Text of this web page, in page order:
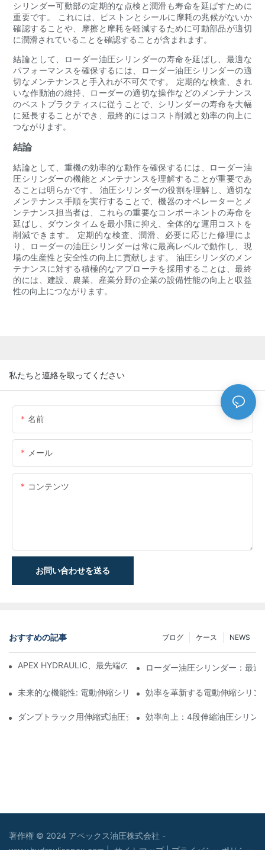
シリンダー可動部の定期的な点検と潤滑も寿命を延ばすために
重要です。 これには、ピストンとシールに摩耗の兆候がないか
確認することや、摩擦と摩耗を軽減するために可動部品が適切
に潤滑されていることを確認することが含まれます。
結論として、ローダー油圧シリンダーの寿命を延ばし、最適な
パフォーマンスを確保するには、ローダー油圧シリンダーの適
切なメンテナンスと手入れが不可欠です。 定期的な検査、きれ
いな作動油の維持、ローダーの適切な操作などのメンテナンス
のベストプラクティスに従うことで、シリンダーの寿命を大幅
に延長することができ、最終的にはコスト削減と効率の向上に
つながります。
結論
結論として、重機の効率的な動作を確保するには、ローダー油
圧シリンダーの機能とメンテナンスを理解することが重要であ
ることは明らかです。 油圧シリンダーの役割を理解し、適切な
メンテナンス手順を実行することで、機器のオペレーターとメ
ンテナンス担当者は、これらの重要なコンポーネントの寿命を
延ばし、ダウンタイムを最小限に抑え、全体的な運用コストを
削減できます。 定期的な検査、潤滑、必要に応じた修理によ
り、ローダーの油圧シリンダーは常に最高レベルで動作し、現
場の生産性と安全性の向上に貢献します。 油圧シリンダのメン
テナンスに対する積極的なアプローチを採用することは、最終
的には、建設、農業、産業分野の企業の設備性能の向上と収益
性の向上につながります。
私たちと連絡を取ってください
名前
メール
コンテンツ
お問い合わせを送る
おすすめの記事 NEWS
ケース
ブログ
APEX HYDRAULIC、最先端のローダー油圧シリンダーを発表
ローダー油圧シリンダー：最
未来的な機能性: 電動伸縮シリンダーの探索効率を革新する電動伸縮シリン
ダンプトラック用伸縮式油圧シリンダーで効率を最大化
効率向上：4段伸縮油圧シリン
著作権 © 2024 アペックス油圧株式会社 -